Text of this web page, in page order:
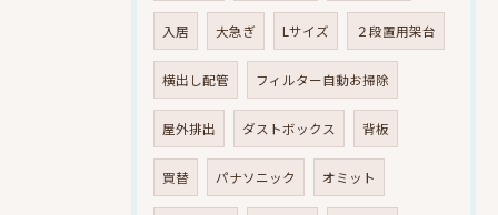
入居 大急ぎ Lサイズ ２段置用架台
横出し配管 フィルター自動お掃除
屋外排出 ダストボックス 背板
買替 パナソニック オミット